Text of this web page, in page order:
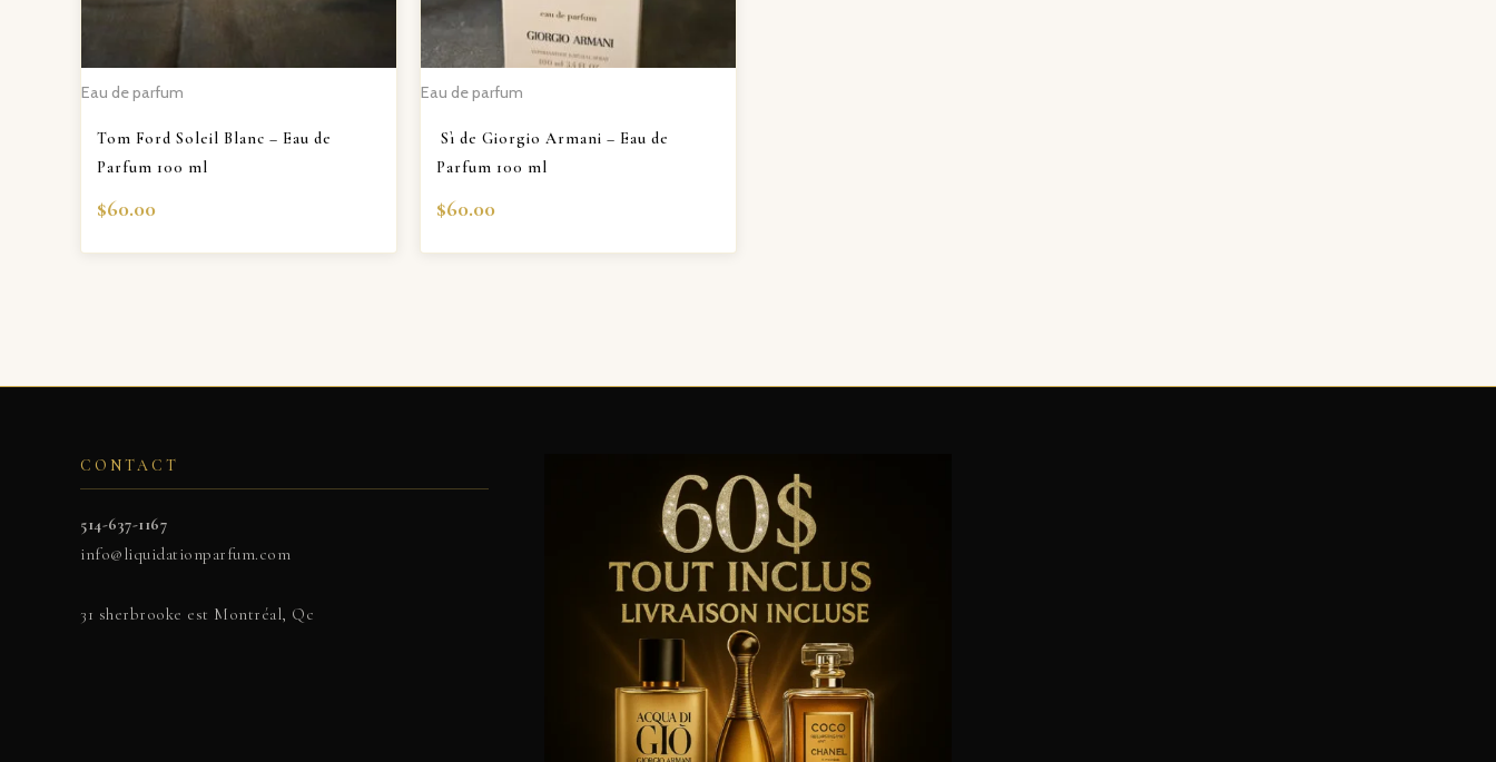
Eau de parfum
Tom Ford Soleil Blanc – Eau de
Parfum 100 ml
$60.00
Eau de parfum
Sì de Giorgio Armani – Eau de
Parfum 100 ml
$60.00
CONTACT
514-637-1167
info@liquidationparfum.com
31 sherbrooke est Montréal, Qc